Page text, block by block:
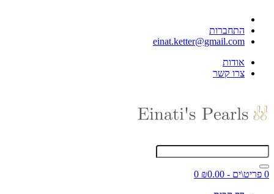
התחברות
einat.ketter@gmail.com
אודות
צרו קשר
0 פריט\ים - ₪0.00
0